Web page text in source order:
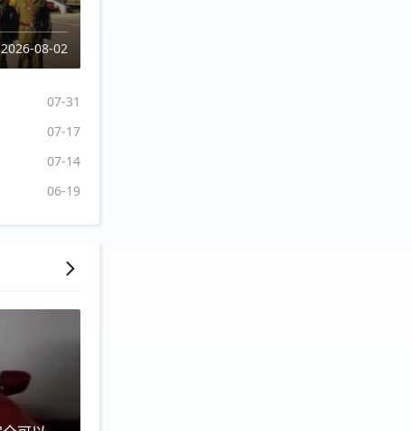
2026-08-02
07-31
07-17
07-14
06-19